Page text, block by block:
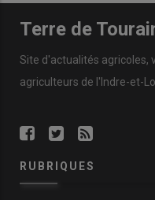
Terre de
Site d'actualités agricoles,
agriculteurs de l'Indre-et-
RUBRIQUES